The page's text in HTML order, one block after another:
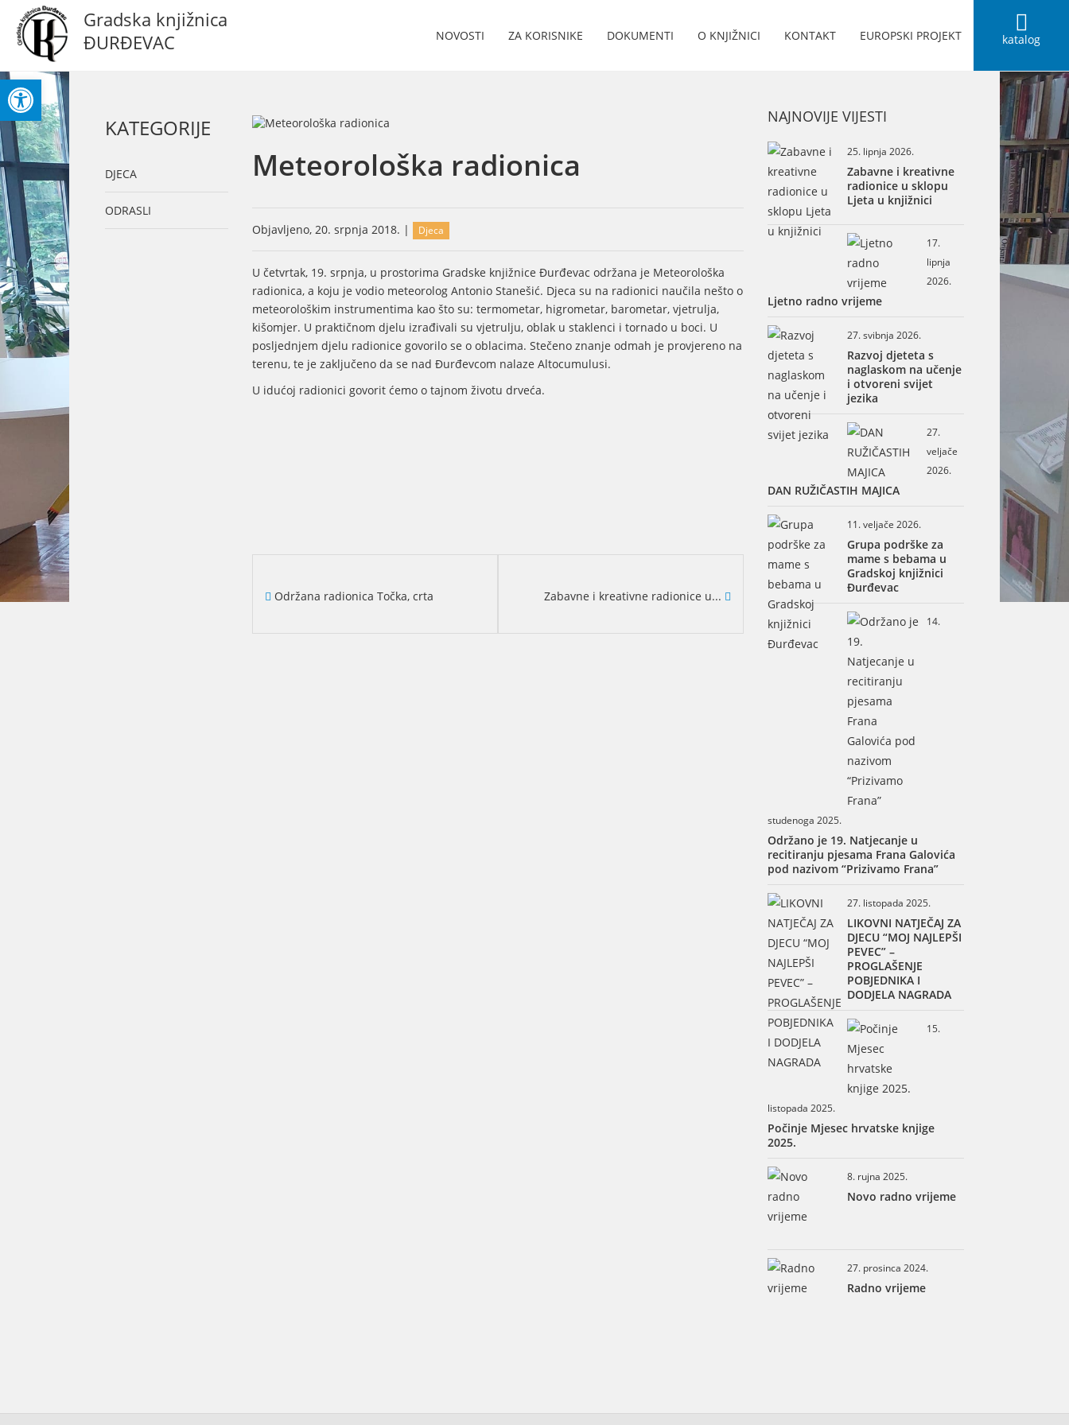
Open toolbar
Gradska knjižnica
ĐURĐEVAC
katalog
NOVOSTI ZA KORISNIKE DOKUMENTI O KNJIŽNICI KONTAKT EUROPSKI PROJEKT
KATEGORIJE
DJECA
ODRASLI
Meteorološka radionica
Objavljeno, 20. srpnja 2018. | Djeca
U četvrtak, 19. srpnja, u prostorima Gradske knjižnice Đurđevac održana je Meteorološka
radionica, a koju je vodio meteorolog Antonio Stanešić. Djeca su na radionici naučila nešto o
meteorološkim instrumentima kao što su: termometar, higrometar, barometar, vjetrulja,
kišomjer. U praktičnom djelu izrađivali su vjetrulju, oblak u staklenci i tornado u boci. U
posljednjem djelu radionice govorilo se o oblacima. Stečeno znanje odmah je provjereno na
terenu, te je zaključeno da se nad Đurđevcom nalaze Altocumulusi.
U idućoj radionici govorit ćemo o tajnom životu drveća.
Održana radionica Točka, crta Zabavne i kreativne radionice u...
NAJNOVIJE VIJESTI
25. lipnja 2026.
Zabavne i kreativne
radionice u sklopu
Ljeta u knjižnici
17.
lipnja
2026.
Ljetno radno vrijeme
27. svibnja 2026.
Razvoj djeteta s
naglaskom na učenje
i otvoreni svijet
jezika
27.
veljače
2026.
DAN RUŽIČASTIH MAJICA
11. veljače 2026.
Grupa podrške za
mame s bebama u
Gradskoj knjižnici
Đurđevac
14.
studenoga 2025.
Održano je 19. Natjecanje u
recitiranju pjesama Frana Galovića
pod nazivom “Prizivamo Frana”
27. listopada 2025.
LIKOVNI NATJEČAJ ZA
DJECU “MOJ NAJLEPŠI
PEVEC” –
PROGLAŠENJE
POBJEDNIKA I
DODJELA NAGRADA
15.
listopada 2025.
Počinje Mjesec hrvatske knjige
2025.
8. rujna 2025.
Novo radno vrijeme
27. prosinca 2024.
Radno vrijeme